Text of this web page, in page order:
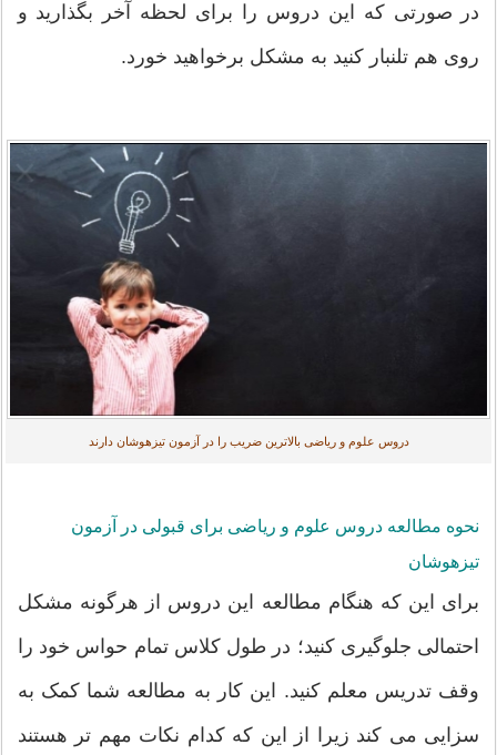
در صورتی که این دروس را برای لحظه آخر بگذارید و
روی هم تلنبار کنید به مشکل برخواهید خورد.
دروس علوم و ریاضی بالاترین ضریب را در آزمون تیزهوشان دارند
نحوه مطالعه دروس علوم و ریاضی برای قبولی در آزمون
تیزهوشان
برای این که هنگام مطالعه این دروس از هرگونه مشکل
احتمالی جلوگیری کنید؛ در طول کلاس تمام حواس خود را
وقف تدریس معلم کنید. این کار به مطالعه شما کمک به
سزایی می کند زیرا از این که کدام نکات مهم تر هستند